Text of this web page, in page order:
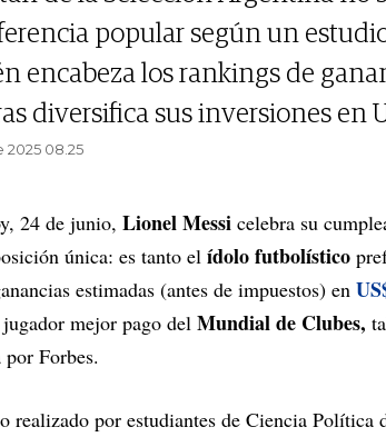
popular según un
encabeza los rankings de
diversifica sus inversiones en
2025 08.25
24 de junio, Lionel Messi celebra su
única: es tanto el ídolo futbolístico
estimadas (antes de impuestos) en
mejor pago del Mundial de Clubes,
Forbes.
realizado por estudiantes de Ciencia Política